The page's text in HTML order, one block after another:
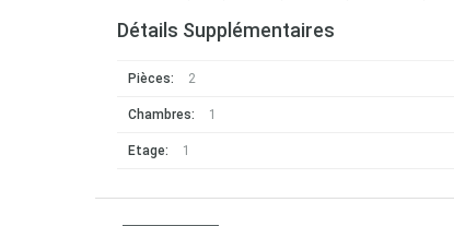
Détails Supplémentaires
Pièces: 2
Chambres: 1
Etage: 1